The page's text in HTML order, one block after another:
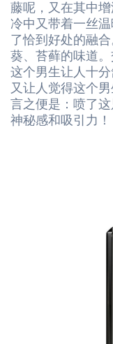
藤呢，又在其中
冷中又带着一丝
了恰到好处的融
葵、苔藓的味道
这个男生让人十
又让人觉得这个
言之便是：喷了
神秘感和吸引力！